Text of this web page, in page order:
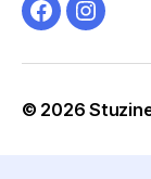
Facebook
© 2026